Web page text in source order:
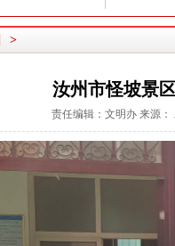
>
汝州市怪坡景
责任编辑：文明办 来源：